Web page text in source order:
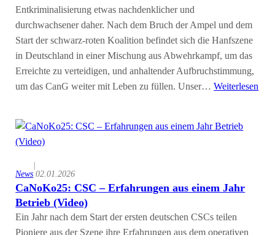
Entkriminalisierung etwas nachdenklicher und
durchwachsener daher. Nach dem Bruch der Ampel und dem
Start der schwarz-roten Koalition befindet sich die Hanfszene
in Deutschland in einer Mischung aus Abwehrkampf, um das
Erreichte zu verteidigen, und anhaltender Aufbruchstimmung,
um das CanG weiter mit Leben zu füllen. Unser…Weiterlesen
News
|
02.01.2026
CaNoKo25: CSC – Erfahrungen aus einem Jahr
Betrieb (Video)
Ein Jahr nach dem Start der ersten deutschen CSCs teilen
Pioniere aus der Szene ihre Erfahrungen aus dem operativen